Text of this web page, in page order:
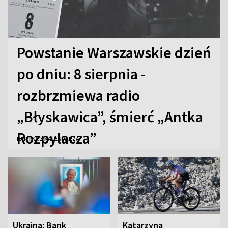
Powstanie Warszawskie dzień
po dniu: 8 sierpnia -
rozbrzmiewa radio
„Błyskawica”, śmierć „Antka
Rozpylacza”
KARTKA Z KALENDARZA
Ukraina: Bank
Katarzyna